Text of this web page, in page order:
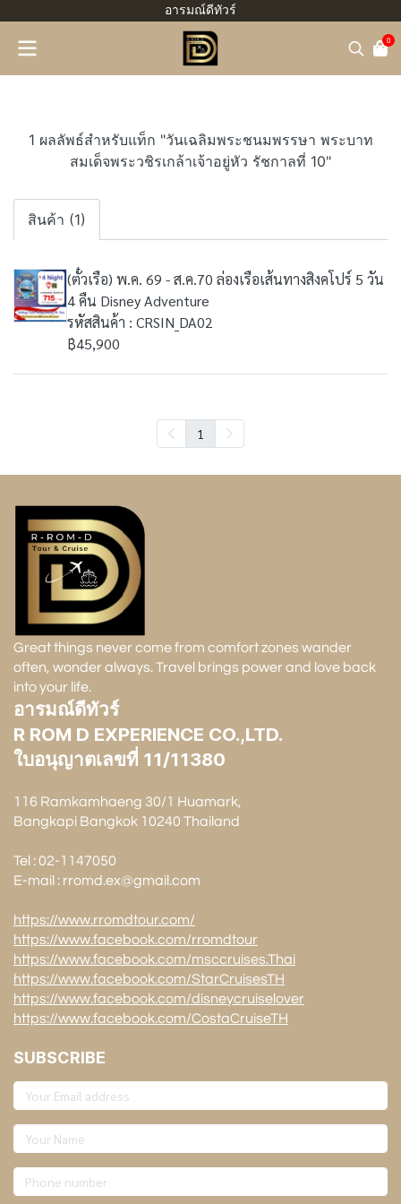
อารมณ์ดีทัวร์
0
1 ผลลัพธ์สำหรับแท็ก "วันเฉลิมพระชนมพรรษา พระบาท
สมเด็จพระวชิรเกล้าเจ้าอยู่หัว รัชกาลที่ 10"
สินค้า (1)
(ตั๋วเรือ) พ.ค. 69 - ส.ค.70 ล่องเรือเส้นทางสิงคโปร์ 5 วัน
4 คืน Disney Adventure
รหัสสินค้า : CRSIN_DA02
฿45,900
1
Great things never come from comfort zones wander
often, wonder always. Travel brings power and love back
into your life.
อารมณ์ดีทัวร์
R ROM D EXPERIENCE CO.,LTD.
ใบอนุญาตเลขที่ 11/11380
116 Ramkamhaeng 30/1 Huamark,
Bangkapi Bangkok 10240 Thailand
Tel : 02-1147050
E-mail : rromd.ex@gmail.com
https://www.rromdtour.com/
https://www.facebook.com/rromdtour
https://www.facebook.com/msccruises.Thai
https://www.facebook.com/StarCruisesTH
https://www.facebook.com/disneycruiselover
https://www.facebook.com/CostaCruiseTH
SUBSCRIBE